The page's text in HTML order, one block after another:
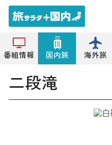
番組情報 国内旅 海外旅
トップ
二段滝